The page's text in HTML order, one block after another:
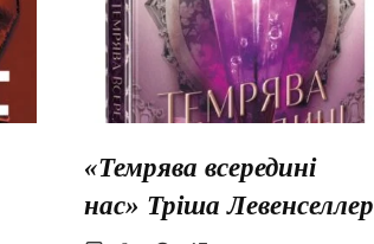
«Темрява всередині
нас» Тріша Левенселлер